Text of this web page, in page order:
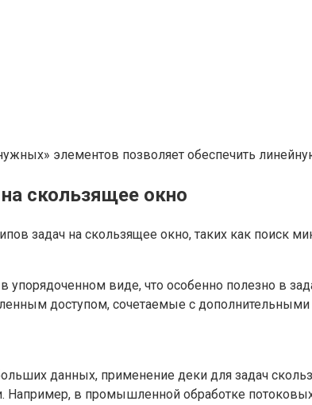
элементов позволяет обеспечить
скользящее окно
задач на скользящее окно, таких как поиск
виде, что особенно полезно в
доступом, сочетаемые с
данных, применение деки для задач
в промышленной обработке